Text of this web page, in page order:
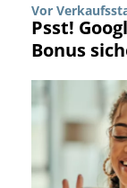
Vor
Psst!
Bonus